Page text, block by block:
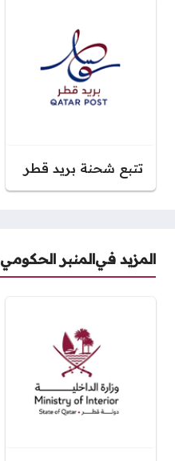
تتبع شحنة بريد قطر
المزيد فيالمنبر الحكومي